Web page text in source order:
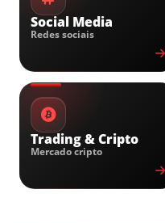
Social Media
Redes sociais
Trading & Cripto
Mercado cripto